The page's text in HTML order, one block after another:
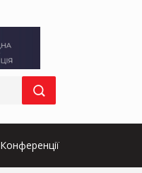
Конференції